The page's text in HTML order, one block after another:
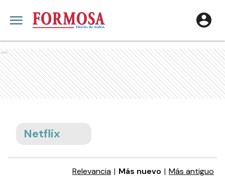
Ads
Netflix
Relevancia | Más nuevo | Más antiguo